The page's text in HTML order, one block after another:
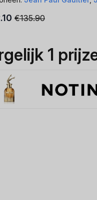
€135.90
1